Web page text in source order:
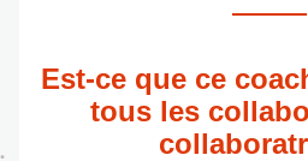
Est-ce que ce
tous les